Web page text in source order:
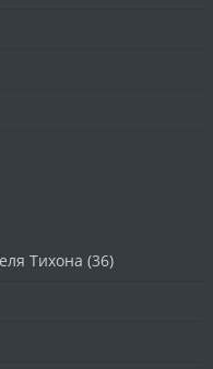
Тихона (36)